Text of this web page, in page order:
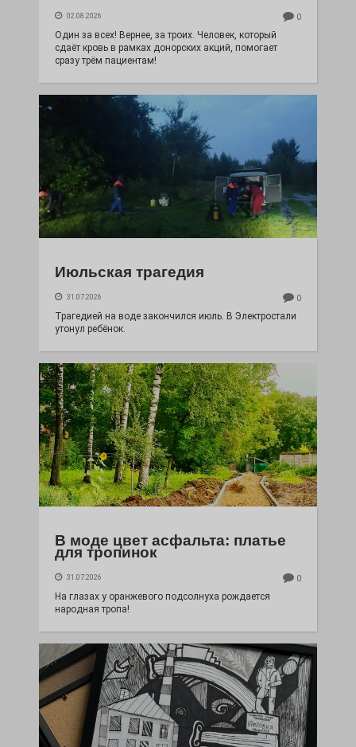
02.08.2026 0
Один за всех! Вернее, за троих. Человек, который
сдаёт кровь в рамках донорских акций, помогает
сразу трём пациентам!
Июльская трагедия
31.07.2026 0
Трагедией на воде закончился июль. В Электростали
утонул ребёнок.
В моде цвет асфальта: платье
для тропинок
31.07.2026 0
На глазах у оранжевого подсолнуха рождается
народная тропа!